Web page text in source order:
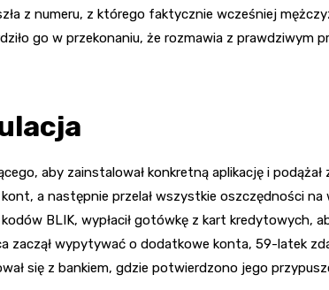
z numeru, z którego faktycznie wcześniej
go w przekonaniu, że rozmawia z prawdziwym
aby zainstalował konkretną aplikację i
a następnie przelał wszystkie oszczędności
BLIK, wypłacił gotówkę z kart kredytowych,
zaczął wypytywać o dodatkowe konta, 59-latek
się z bankiem, gdzie potwierdzono jego